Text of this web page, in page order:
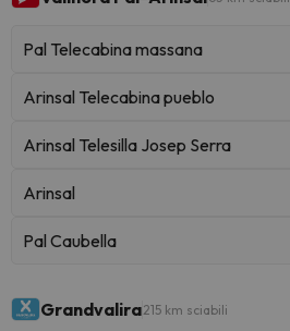
Pal Telecabina massana
Arinsal Telecabina pueblo
Arinsal Telesilla Josep Serra
Arinsal
Pal Caubella
Grandvalira215 km sciabili